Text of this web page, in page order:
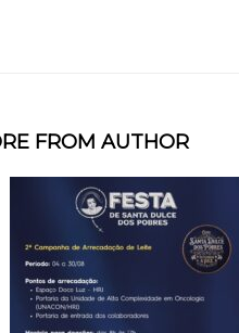
FROM AUTHOR